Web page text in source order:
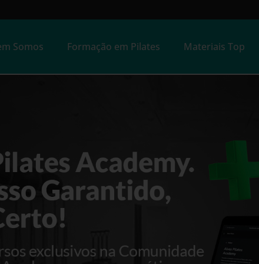
Somos Formação em Pilates Materiais Top